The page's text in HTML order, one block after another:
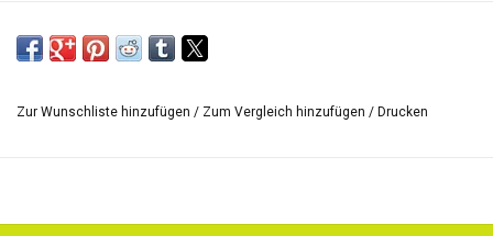
Zur Wunschliste hinzufügen / Zum Vergleich hinzufügen / Drucken